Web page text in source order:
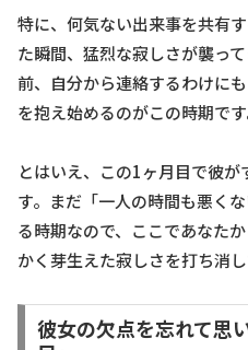
特に、何気ない出来事を共有
た瞬間、猛烈な寂しさが襲っ
前、自分から連絡するわけに
を抱え始めるのがこの時期です
とはいえ、この1ヶ月目で彼
す。まだ「一人の時間も悪く
る時期なので、ここであなた
かく芽生えた寂しさを打ち消
彼女の欠点を忘れて思